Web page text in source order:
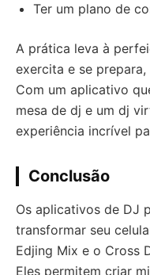
Ter um plano de
A prática leva à
exercita e se
Com um aplicativo
mesa de dj e um dj
experiência incrível
Conclusão
Os aplicativos de DJ
transformar seu
Edjing Mix e o Cross
Eles permitem criar